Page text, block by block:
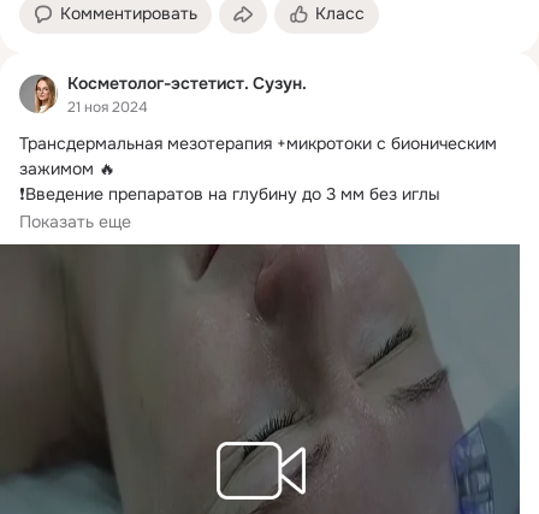
Комментировать Класс
Косметолог-эстетист. Сузун.
21 ноя 2024
Трансдермальная мезотерапия +микротоки с бионическим
зажимом 🔥
❗Введение препаратов на глубину до 3 мм без иглы
❗Массаж бионическим...
Показать еще